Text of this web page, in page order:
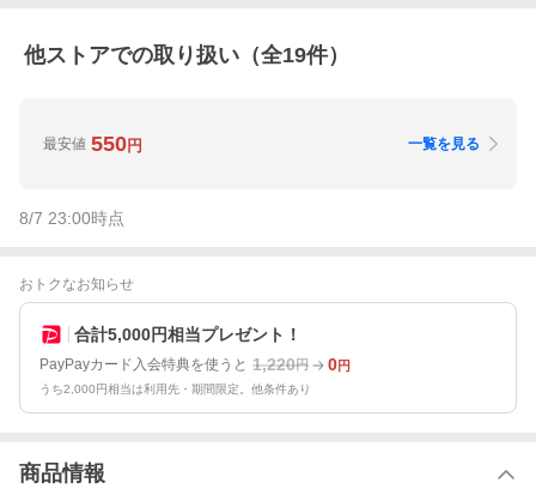
他ストアでの取り扱い（全19件）
最安値 550円 一覧を見る
8/7 23:00時点
おトクなお知らせ
合計5,000円相当プレゼント！
PayPayカード入会特典を使うと 1,220円 0円
うち2,000円相当は利用先・期間限定。他条件あり
商品情報